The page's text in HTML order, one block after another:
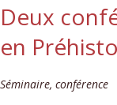
Deux
en
Séminaire, conférence